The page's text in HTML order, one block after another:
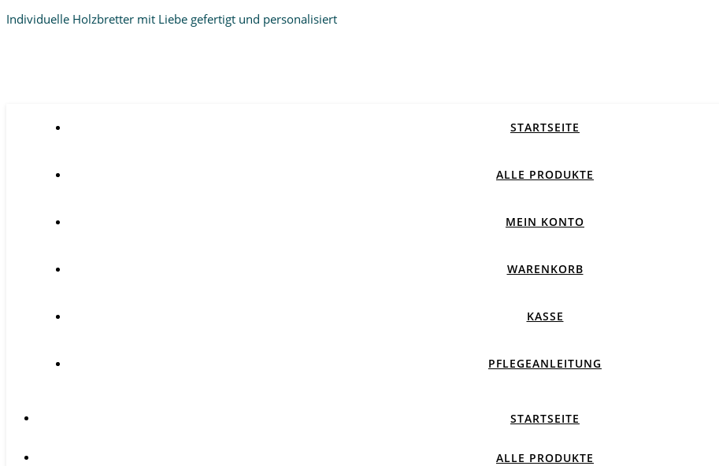
Individuelle Holzbretter mit Liebe gefertigt und personalisiert
STARTSEITE
ALLE PRODUKTE
MEIN KONTO
WARENKORB
KASSE
PFLEGEANLEITUNG
STARTSEITE
ALLE PRODUKTE